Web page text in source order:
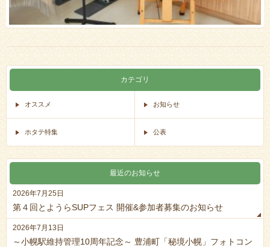
カテゴリ
オススメ お知らせ
ホタテ特集 公表
最近のお知らせ
2026年7月25日
第４回とようらSUPフェス 開催&参加者募集のお知らせ
2026年7月13日
～小幌駅維持管理10周年記念～ 豊浦町「秘境小幌」フォトコン